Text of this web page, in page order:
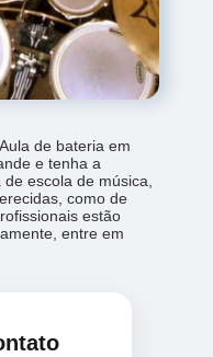
de bateria em
e tenha a
escola de música,
como de
estão
entre em